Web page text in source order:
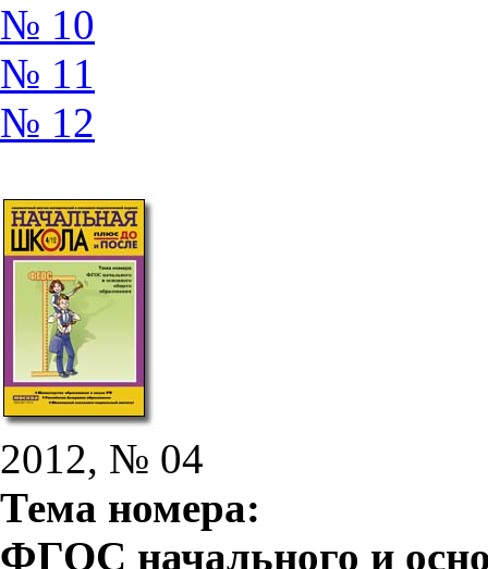
№ 10
№ 11
№ 12
2012, № 04
Тема номера:
ФГОС начального и